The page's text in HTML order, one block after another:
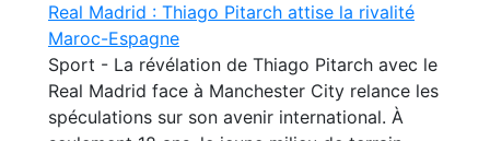
Real Madrid : Thiago Pitarch attise la rivalité
Maroc-Espagne
Sport - La révélation de Thiago Pitarch avec le
Real Madrid face à Manchester City relance les
spéculations sur son avenir international. À